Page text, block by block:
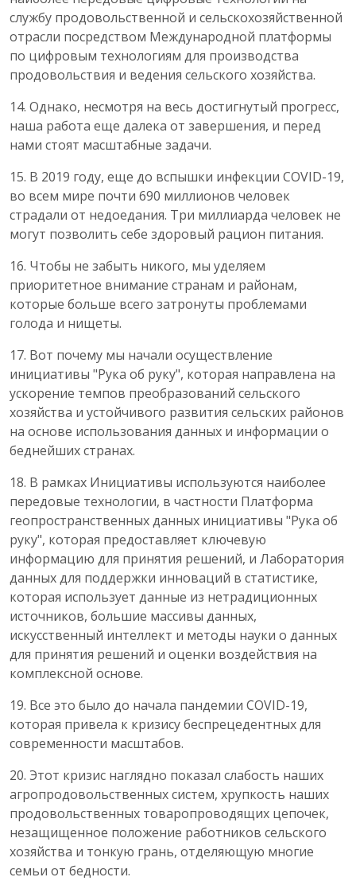
службу продовольственной и сельскохозяйственной
отрасли посредством Международной платформы
по цифровым технологиям для производства
продовольствия и ведения сельского хозяйства.
14. Однако, несмотря на весь достигнутый прогресс,
наша работа еще далека от завершения, и перед
нами стоят масштабные задачи.
15. В 2019 году, еще до вспышки инфекции COVID-19,
во всем мире почти 690 миллионов человек
страдали от недоедания. Три миллиарда человек не
могут позволить себе здоровый рацион питания.
16. Чтобы не забыть никого, мы уделяем
приоритетное внимание странам и районам,
которые больше всего затронуты проблемами
голода и нищеты.
17. Вот почему мы начали осуществление
инициативы "Рука об руку", которая направлена ​​на
ускорение темпов преобразований сельского
хозяйства и устойчивого развития сельских районов
на основе использования данных и информации о
беднейших странах.
18. В рамках Инициативы используются наиболее
передовые технологии, в частности Платформа
геопространственных данных инициативы "Рука об
руку", которая предоставляет ключевую
информацию для принятия решений, и Лаборатория
данных для поддержки инноваций в статистике,
которая использует данные из нетрадиционных
источников, большие массивы данных,
искусственный интеллект и методы науки о данных
для принятия решений и оценки воздействия на
комплексной основе.
19. Все это было до начала пандемии COVID-19,
которая привела к кризису беспрецедентных для
современности масштабов.
20. Этот кризис наглядно показал слабость наших
агропродовольственных систем, хрупкость наших
продовольственных товаропроводящих цепочек,
незащищенное положение работников сельского
хозяйства и тонкую грань, отделяющую многие
семьи от бедности.